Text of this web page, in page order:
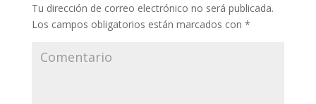
Tu dirección de correo electrónico no será publicada.
Los campos obligatorios están marcados con *